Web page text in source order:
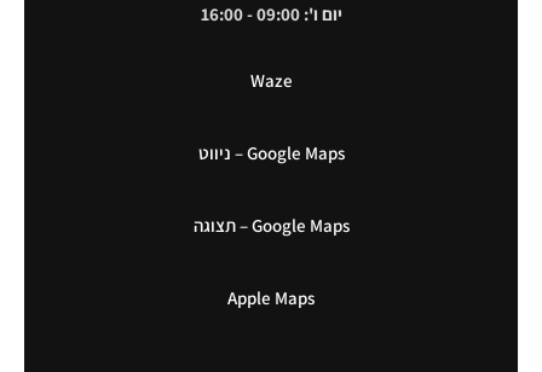
יום ו': 09:00 - 16:00
Waze
Google Maps – ניווט
Google Maps – תצוגה
Apple Maps